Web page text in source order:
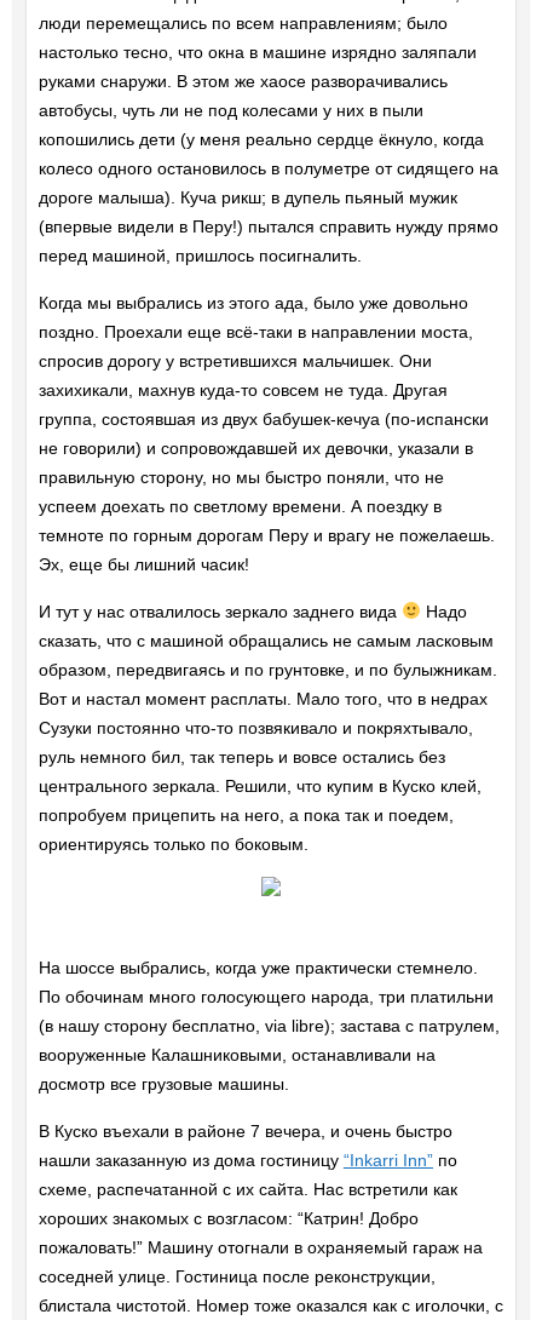
люди перемещались по всем направлениям; было
настолько тесно, что окна в машине изрядно заляпали
руками снаружи. В этом же хаосе разворачивались
автобусы, чуть ли не под колесами у них в пыли
копошились дети (у меня реально сердце ёкнуло, когда
колесо одного остановилось в полуметре от сидящего на
дороге малыша). Куча рикш; в дупель пьяный мужик
(впервые видели в Перу!) пытался справить нужду прямо
перед машиной, пришлось посигналить.
Когда мы выбрались из этого ада, было уже довольно
поздно. Проехали еще всё-таки в направлении моста,
спросив дорогу у встретившихся мальчишек. Они
захихикали, махнув куда-то совсем не туда. Другая
группа, состоявшая из двух бабушек-кечуа (по-испански
не говорили) и сопровождавшей их девочки, указали в
правильную сторону, но мы быстро поняли, что не
успеем доехать по светлому времени. А поездку в
темноте по горным дорогам Перу и врагу не пожелаешь.
Эх, еще бы лишний часик!
И тут у нас отвалилось зеркало заднего вида
Надо
сказать, что с машиной обращались не самым ласковым
образом, передвигаясь и по грунтовке, и по булыжникам.
Вот и настал момент расплаты. Мало того, что в недрах
Сузуки постоянно что-то позвякивало и покряхтывало,
руль немного бил, так теперь и вовсе остались без
центрального зеркала. Решили, что купим в Куско клей,
попробуем прицепить на него, а пока так и поедем,
ориентируясь только по боковым.
На шоссе выбрались, когда уже практически стемнело.
По обочинам много голосующего народа, три платильни
(в нашу сторону бесплатно, via libre); застава с патрулем,
вооруженные Калашниковыми, останавливали на
досмотр все грузовые машины.
В Куско въехали в районе 7 вечера, и очень быстро
нашли заказанную из дома гостиницу “Inkarri Inn”по
схеме, распечатанной с их сайта. Нас встретили как
хороших знакомых с возгласом: “Катрин! Добро
пожаловать!” Машину отогнали в охраняемый гараж на
соседней улице. Гостиница после реконструкции,
блистала чистотой. Номер тоже оказался как с иголочки, с